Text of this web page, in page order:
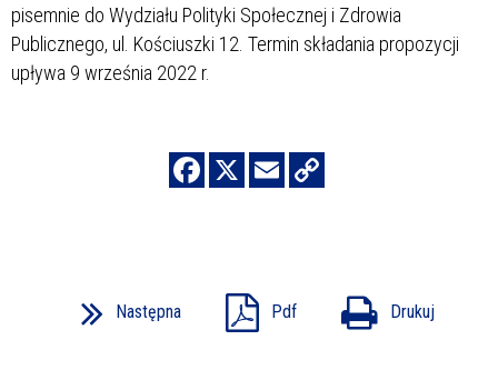
pisemnie do Wydziału Polityki Społecznej i Zdrowia
Publicznego, ul. Kościuszki 12. Termin składania propozycji
upływa 9 września 2022 r.
Następna Pdf Drukuj